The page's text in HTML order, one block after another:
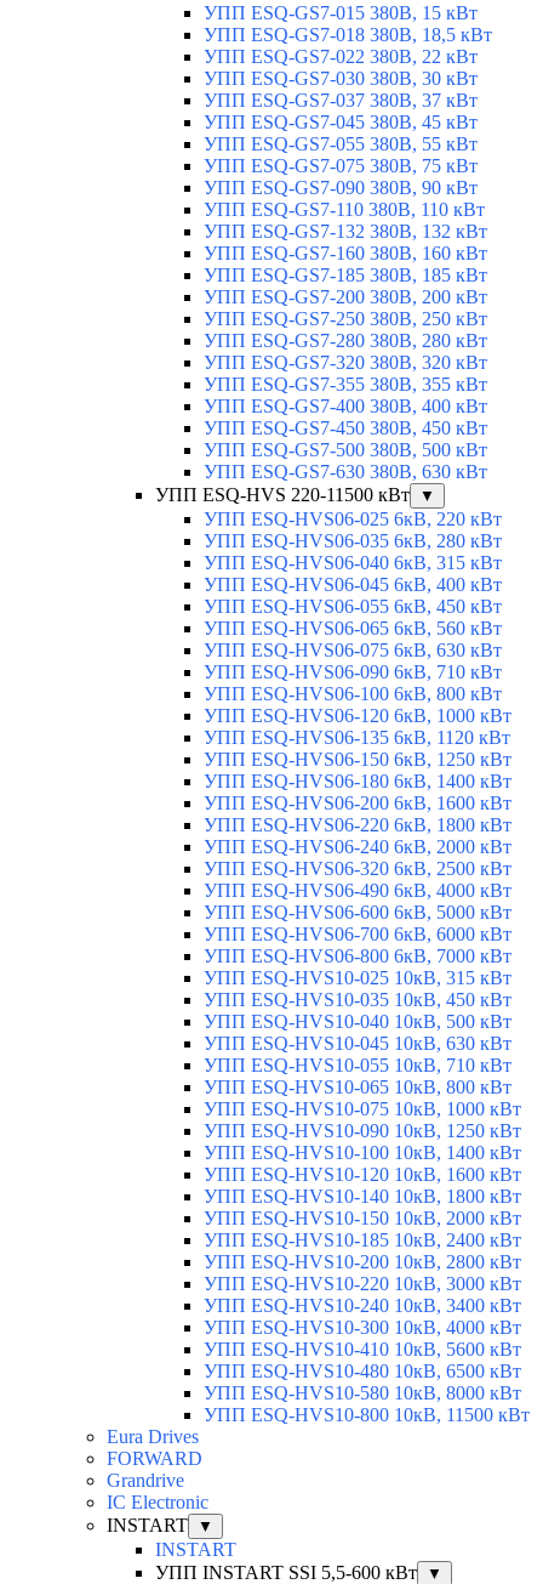
УПП ESQ-GS7-015 380В, 15 кВт
УПП ESQ-GS7-018 380В, 18,5 кВт
УПП ESQ-GS7-022 380В, 22 кВт
УПП ESQ-GS7-030 380В, 30 кВт
УПП ESQ-GS7-037 380В, 37 кВт
УПП ESQ-GS7-045 380В, 45 кВт
УПП ESQ-GS7-055 380В, 55 кВт
УПП ESQ-GS7-075 380В, 75 кВт
УПП ESQ-GS7-090 380В, 90 кВт
УПП ESQ-GS7-110 380В, 110 кВт
УПП ESQ-GS7-132 380В, 132 кВт
УПП ESQ-GS7-160 380В, 160 кВт
УПП ESQ-GS7-185 380В, 185 кВт
УПП ESQ-GS7-200 380В, 200 кВт
УПП ESQ-GS7-250 380В, 250 кВт
УПП ESQ-GS7-280 380В, 280 кВт
УПП ESQ-GS7-320 380В, 320 кВт
УПП ESQ-GS7-355 380В, 355 кВт
УПП ESQ-GS7-400 380В, 400 кВт
УПП ESQ-GS7-450 380В, 450 кВт
УПП ESQ-GS7-500 380В, 500 кВт
УПП ESQ-GS7-630 380В, 630 кВт
УПП ESQ-HVS 220-11500 кВт
▼
УПП ESQ-HVS06-025 6кВ, 220 кВт
УПП ESQ-HVS06-035 6кВ, 280 кВт
УПП ESQ-HVS06-040 6кВ, 315 кВт
УПП ESQ-HVS06-045 6кВ, 400 кВт
УПП ESQ-HVS06-055 6кВ, 450 кВт
УПП ESQ-HVS06-065 6кВ, 560 кВт
УПП ESQ-HVS06-075 6кВ, 630 кВт
УПП ESQ-HVS06-090 6кВ, 710 кВт
УПП ESQ-HVS06-100 6кВ, 800 кВт
УПП ESQ-HVS06-120 6кВ, 1000 кВт
УПП ESQ-HVS06-135 6кВ, 1120 кВт
УПП ESQ-HVS06-150 6кВ, 1250 кВт
УПП ESQ-HVS06-180 6кВ, 1400 кВт
УПП ESQ-HVS06-200 6кВ, 1600 кВт
УПП ESQ-HVS06-220 6кВ, 1800 кВт
УПП ESQ-HVS06-240 6кВ, 2000 кВт
УПП ESQ-HVS06-320 6кВ, 2500 кВт
УПП ESQ-HVS06-490 6кВ, 4000 кВт
УПП ESQ-HVS06-600 6кВ, 5000 кВт
УПП ESQ-HVS06-700 6кВ, 6000 кВт
УПП ESQ-HVS06-800 6кВ, 7000 кВт
УПП ESQ-HVS10-025 10кВ, 315 кВт
УПП ESQ-HVS10-035 10кВ, 450 кВт
УПП ESQ-HVS10-040 10кВ, 500 кВт
УПП ESQ-HVS10-045 10кВ, 630 кВт
УПП ESQ-HVS10-055 10кВ, 710 кВт
УПП ESQ-HVS10-065 10кВ, 800 кВт
УПП ESQ-HVS10-075 10кВ, 1000 кВт
УПП ESQ-HVS10-090 10кВ, 1250 кВт
УПП ESQ-HVS10-100 10кВ, 1400 кВт
УПП ESQ-HVS10-120 10кВ, 1600 кВт
УПП ESQ-HVS10-140 10кВ, 1800 кВт
УПП ESQ-HVS10-150 10кВ, 2000 кВт
УПП ESQ-HVS10-185 10кВ, 2400 кВт
УПП ESQ-HVS10-200 10кВ, 2800 кВт
УПП ESQ-HVS10-220 10кВ, 3000 кВт
УПП ESQ-HVS10-240 10кВ, 3400 кВт
УПП ESQ-HVS10-300 10кВ, 4000 кВт
УПП ESQ-HVS10-410 10кВ, 5600 кВт
УПП ESQ-HVS10-480 10кВ, 6500 кВт
УПП ESQ-HVS10-580 10кВ, 8000 кВт
УПП ESQ-HVS10-800 10кВ, 11500 кВт
Eura Drives
FORWARD
Grandrive
IC Electronic
INSTART
▼
INSTART
УПП INSTART SSI 5,5-600 кВт
▼